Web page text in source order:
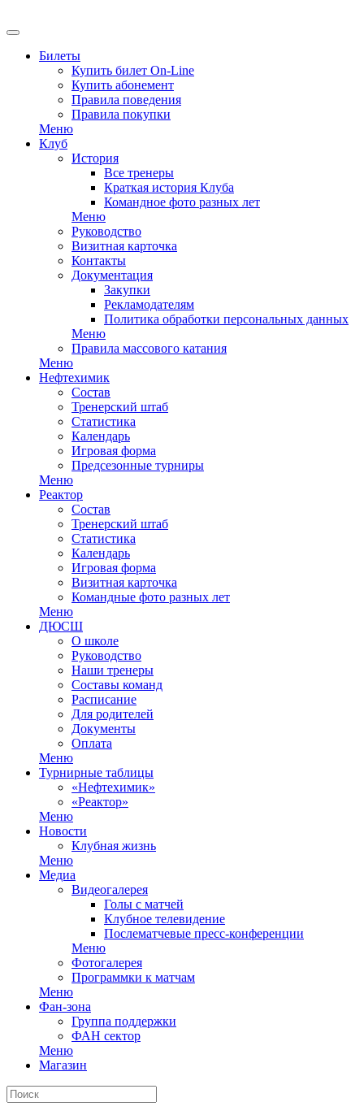
Билеты
Купить билет On-Line
Купить абонемент
Правила поведения
Правила покупки
Меню
Клуб
История
Все тренеры
Краткая история Клуба
Командное фото разных лет
Меню
Руководство
Визитная карточка
Контакты
Документация
Закупки
Рекламодателям
Политика обработки персональных данных
Меню
Правила массового катания
Меню
Нефтехимик
Состав
Тренерский штаб
Статистика
Календарь
Игровая форма
Предсезонные турниры
Меню
Реактор
Состав
Тренерский штаб
Статистика
Календарь
Игровая форма
Визитная карточка
Командные фото разных лет
Меню
ДЮСШ
О школе
Руководство
Наши тренеры
Составы команд
Расписание
Для родителей
Документы
Оплата
Меню
Турнирные таблицы
«Нефтехимик»
«Реактор»
Меню
Новости
Клубная жизнь
Меню
Медиа
Видеогалерея
Голы с матчей
Клубное телевидение
Послематчевые пресс-конференции
Меню
Фотогалерея
Программки к матчам
Меню
Фан-зона
Группа поддержки
ФАН сектор
Меню
Магазин